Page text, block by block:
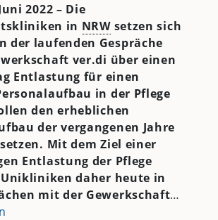
2022 – Die
in NRWsetzen sich
der laufenden Gespräche
ver.di über einen
Entlastung für einen
in der Pflege
den erheblichen
der vergangenen Jahre
Mit dem Ziel einer
Entlastung der Pflege
daher heute in
mit der Gewerkschaft…